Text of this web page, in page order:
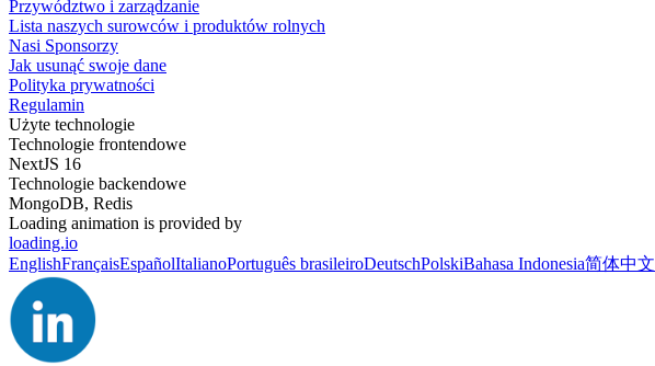
Przywództwo i zarządzanie
Lista naszych surowców i produktów rolnych
Nasi Sponsorzy
Jak usunąć swoje dane
Polityka prywatności
Regulamin
Użyte technologie
Technologie frontendowe
NextJS 16
Technologie backendowe
MongoDB, Redis
Loading animation is provided by
loading.io
EnglishFrançaisEspañolItalianoPortuguês brasileiroDeutschPolskiBahasa Indonesia简体中文